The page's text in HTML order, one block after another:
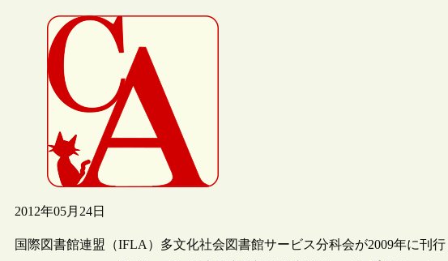
2012年05月24日
国際図書館連盟（IFLA）多文化社会図書館サービス分科会が2009年に刊行